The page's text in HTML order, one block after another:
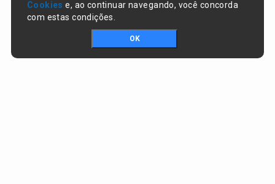
Cookies e, ao continuar navegando, você concorda
com estas condições.
OK